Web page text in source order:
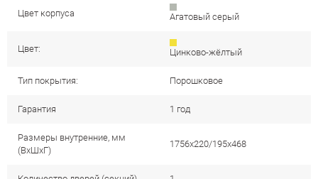
Цвет корпуса Агатовый серый
Цвет: Цинково-жёлтый
Тип покрытия: Порошковое
Гарантия 1 год
Размеры внутренние, мм
(ВхШхГ)
1756x220/195x468